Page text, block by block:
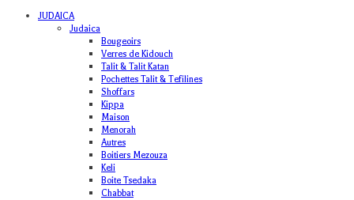
JUDAICA
Judaica
Bougeoirs
Verres de Kidouch
Talit & Talit Katan
Pochettes Talit & Tefilines
Shoffars
Kippa
Maison
Menorah
Autres
Boitiers Mezouza
Keli
Boite Tsedaka
Chabbat